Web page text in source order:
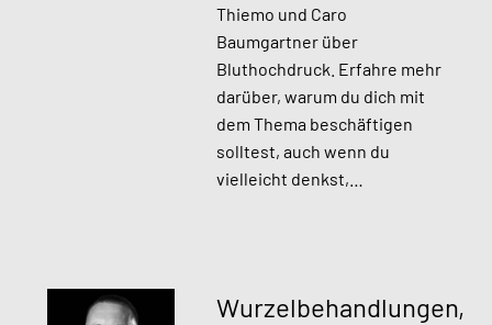
Thiemo und Caro
Baumgartner über
Bluthochdruck. Erfahre mehr
darüber, warum du dich mit
dem Thema beschäftigen
solltest, auch wenn du
vielleicht denkst,…
Wurzelbehandlungen,